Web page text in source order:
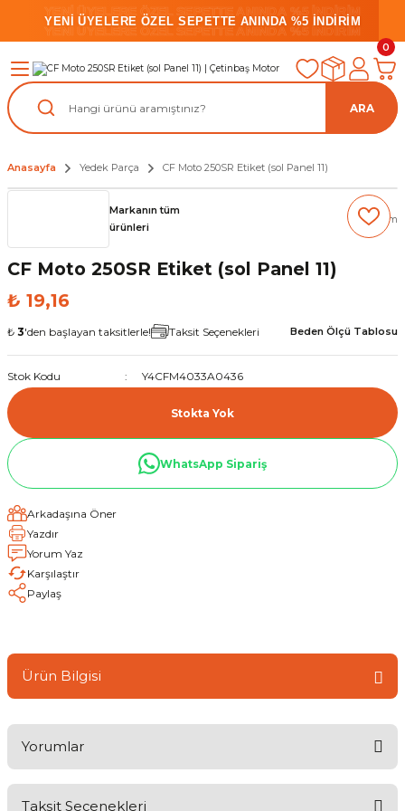
YENİ ÜYELERE ÖZEL SEPETTE ANINDA %5 İNDİRİM
YENİ ÜYELERE ÖZEL SEPETTE ANINDA %5 İNDİRİM
YENİ ÜYELERE ÖZEL SEPETTE ANINDA %5 İNDİRİM
ARA
0
Anasayfa Yedek Parça CF Moto 250SR Etiket (sol Panel 11)
Markanın tüm
ürünleri
(0) Yorum
CF Moto 250SR Etiket (sol Panel 11)
₺ 19,16
₺ 3'den başlayan taksitlerle! Taksit Seçenekleri Beden Ölçü Tablosu
Stok Kodu Y4CFM4033A0436
Stokta Yok
WhatsApp Sipariş
Arkadaşına Öner
Yazdır
Yorum Yaz
Karşılaştır
Paylaş
Ürün Bilgisi
Yorumlar
Taksit Seçenekleri